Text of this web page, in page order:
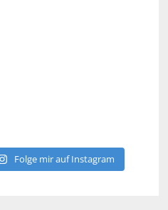
Folge mir auf Instagram